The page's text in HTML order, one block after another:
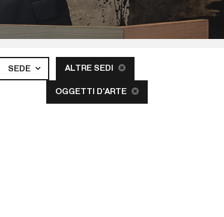
SEDE ALTRE SEDI
OGGETTI D'ARTE